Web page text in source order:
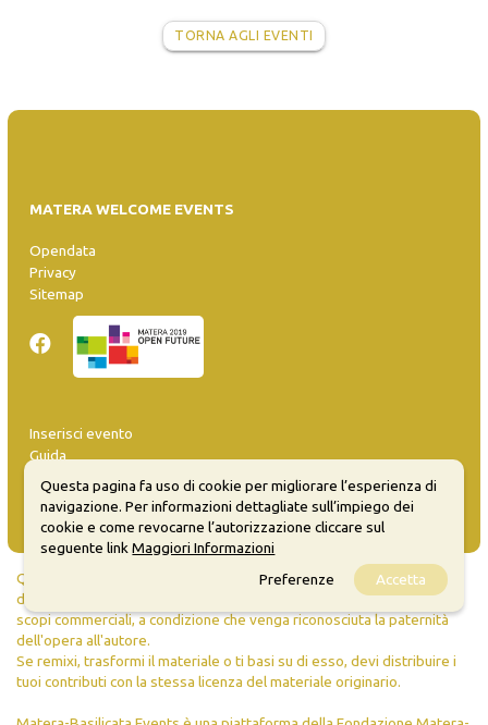
TORNA AGLI EVENTI
MATERA WELCOME EVENTS
Opendata
Privacy
Sitemap
Inserisci evento
Guida
info@materaevents.it
Quanto realizzato è sottoposto a licenza CC-BY-SA che permette di
distribuire, modificare, creare opere derivate dall'originale, anche a
scopi commerciali, a condizione che venga riconosciuta la paternità
dell'opera all'autore.
Se remixi, trasformi il materiale o ti basi su di esso, devi distribuire i
tuoi contributi con la stessa licenza del materiale originario.
Questa pagina fa uso di cookie per migliorare l’esperienza di
navigazione. Per informazioni dettagliate sull’impiego dei
cookie e come revocarne l’autorizzazione cliccare sul
seguente linkMaggiori Informazioni
Preferenze
Accetta